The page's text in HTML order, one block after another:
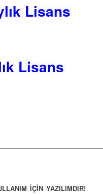
Lisans
Lisans
İÇİN YAZILIMDIR!